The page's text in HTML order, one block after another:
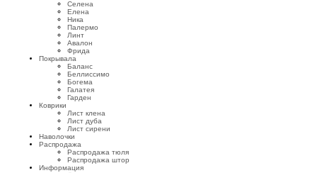
Селена
Елена
Ника
Палермо
Линт
Авалон
Фрида
Покрывала
Баланс
Беллиссимо
Богема
Галатея
Гарден
Коврики
Лист клена
Лист дуба
Лист сирени
Наволочки
Распродажа
Распродажа тюля
Распродажа штор
Информация